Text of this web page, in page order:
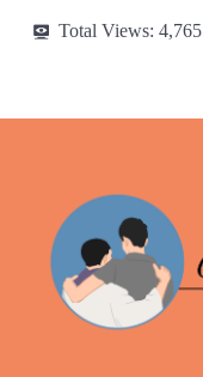
Total Views: 4,765